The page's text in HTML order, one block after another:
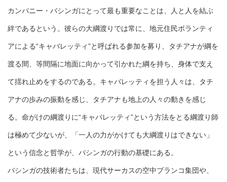
カンパニー・バシンガにとって最も重要なことは、人と人を結ぶ
絆であるという。彼らの大綱渡りでは常に、地元住民ボランティ
アによる“キャバレッティ”と呼ばれる参加を募り、タチアナが綱を
渡る間、等間隔に地面に向かって引かれた綱を持ち、身体で支え
て揺れ止めをするのである。キャバレッティを担う人々は、タチ
アナの歩みの振動を感じ、タチアナも地上の人々の動きを感じ
る。命がけの綱渡りに“キャバレッティ”という方法をとる綱渡り師
は極めて少ないが、「一人の力がかけても大綱渡りはできない」
という信念と哲学が、バシンガの行動の基礎にある。
バシンガの技術者たちは、現代サーカスの空中ブランコ集団や、